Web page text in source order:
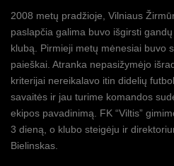
2008 metų pradžioje, Vilniaus
paslapčia galima buvo išgirsti
klubą. Pirmieji metų mėnesiai buvo
paieškai. Atranka nepasižymėjo
kriterijai nereikalavo itin didelių
savaitės ir jau turime komandos
ekipos pavadinimą. FK “Viltis”
3 dieną, o klubo steigėju ir
Bielinskas.